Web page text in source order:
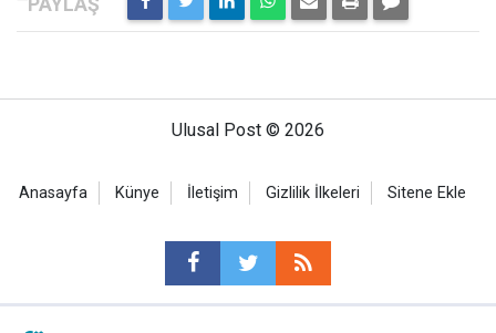
Ulusal Post © 2026
Anasayfa Künye İletişim Gizlilik İlkeleri Sitene Ekle